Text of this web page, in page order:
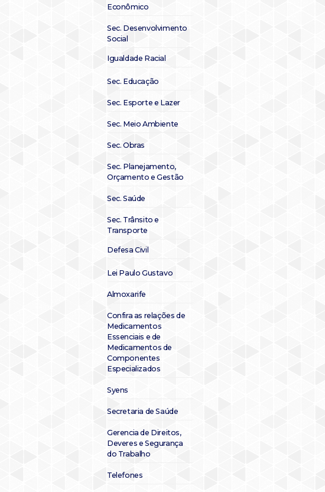
Econômico
Sec. Desenvolvimento
Social
Igualdade Racial
Sec. Educação
Sec. Esporte e Lazer
Sec. Meio Ambiente
Sec. Obras
Sec. Planejamento,
Orçamento e Gestão
Sec. Saúde
Sec. Trânsito e
Transporte
Defesa Civil
Lei Paulo Gustavo
Almoxarife
Confira as relações de
Medicamentos
Essenciais e de
Medicamentos de
Componentes
Especializados
Syens
Secretaria de Saúde
Gerencia de Direitos,
Deveres e Segurança
do Trabalho
Telefones